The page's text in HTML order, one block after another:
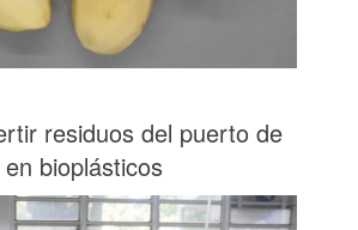
residuos del puerto de
bioplásticos